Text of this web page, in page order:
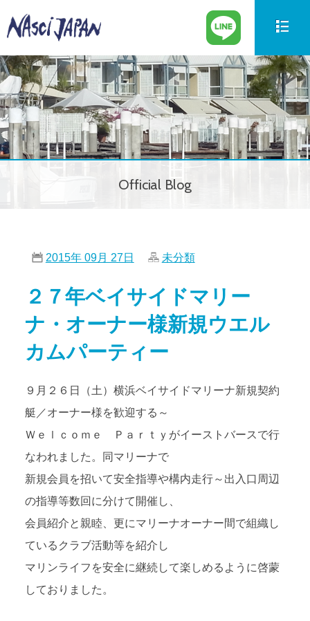
New Boat
新艇情報
Used Boat
中古艇情報
Parts
パーツ情報
会社紹介
Access map
アクセス
公式ブログ
Official Blog
2015年 09月 27日 未分類
２７年ベイサイドマリー
ナ・オーナー様新規ウエル
カムパーティー
９月２６日（土）横浜ベイサイドマリーナ新規契約
艇／オーナー様を歓迎する～
Ｗｅｌｃｏｍｅ Ｐａｒｔｙがイーストバースで行
なわれました。同マリーナで
新規会員を招いて安全指導や構内走行～出入口周辺
の指導等数回に分けて開催し、
会員紹介と親睦、更にマリーナオーナー間で組織し
ているクラブ活動等を紹介し
マリンライフを安全に継続して楽しめるように啓蒙
しておりました。